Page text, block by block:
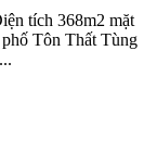
tích 368m2 mặt
Tôn Thất Tùng